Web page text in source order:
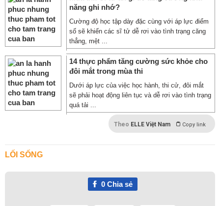
năng ghi nhớ?
Cường độ học tập dày đặc cùng với áp lực điểm
số sẽ khiến các sĩ tử dễ rơi vào tình trạng căng
thẳng, mệt ...
14 thực phẩm tăng cường sức khỏe cho
đôi mắt trong mùa thi
Dưới áp lực của việc học hành, thi cử, đôi mắt
sẽ phải hoạt động liên tục và dễ rơi vào tình trạng
quá tải ...
Theo ELLE Việt Nam Copy link
LỐI SỐNG
0Chia sẻ